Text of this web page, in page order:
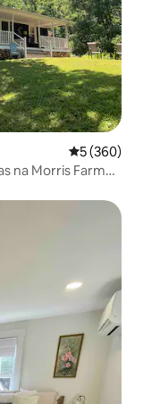
5 (360)
na Morris Farm